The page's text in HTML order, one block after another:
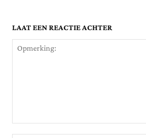
LAAT EEN REACTIE ACHTER